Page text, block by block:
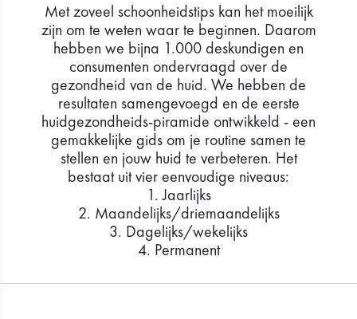
Met zoveel schoonheidstips kan het moeilijk
zijn om te weten waar te beginnen. Daarom
hebben we bijna 1.000 deskundigen en
consumenten ondervraagd over de
gezondheid van de huid. We hebben de
resultaten samengevoegd en de eerste
huidgezondheids-piramide ontwikkeld - een
gemakkelijke gids om je routine samen te
stellen en jouw huid te verbeteren. Het
bestaat uit vier eenvoudige niveaus:
1. Jaarlijks
2. Maandelijks/driemaandelijks
3. Dagelijks/wekelijks
4. Permanent